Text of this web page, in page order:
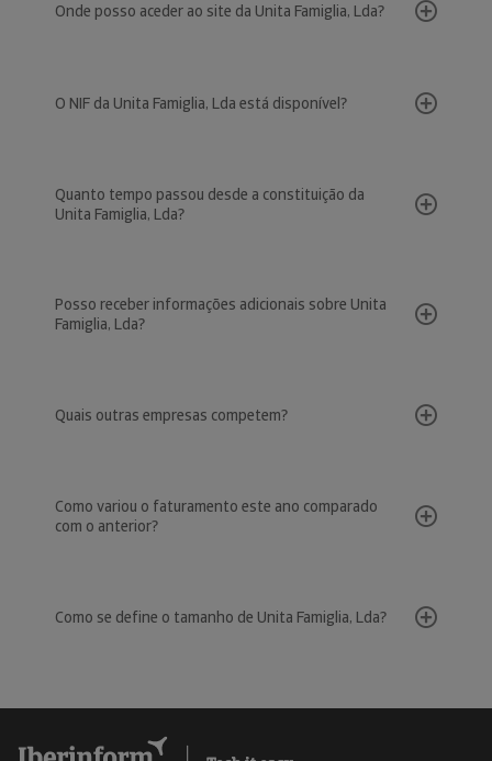
Onde posso aceder ao site da Unita Famiglia, Lda?
O NIF da Unita Famiglia, Lda está disponível?
Quanto tempo passou desde a constituição da
Unita Famiglia, Lda?
Posso receber informações adicionais sobre Unita
Famiglia, Lda?
Quais outras empresas competem?
Como variou o faturamento este ano comparado
com o anterior?
Como se define o tamanho de Unita Famiglia, Lda?